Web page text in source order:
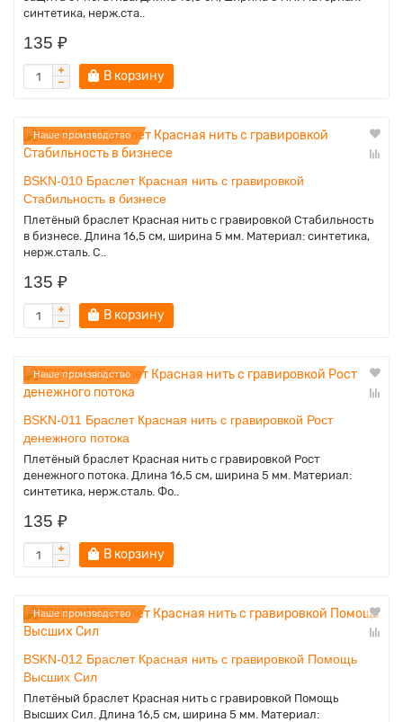
синтетика, нерж.ста..
135 ₽
В корзину
Наше производство
BSKN-010 Браслет Красная нить с гравировкой
Стабильность в бизнесе
Плетёный браслет Красная нить с гравировкой Стабильность
в бизнесе. Длина 16,5 см, ширина 5 мм. Материал: синтетика,
нерж.сталь. С..
135 ₽
В корзину
Наше производство
BSKN-011 Браслет Красная нить с гравировкой Рост
денежного потока
Плетёный браслет Красная нить с гравировкой Рост
денежного потока. Длина 16,5 см, ширина 5 мм. Материал:
синтетика, нерж.сталь. Фо..
135 ₽
В корзину
Наше производство
BSKN-012 Браслет Красная нить с гравировкой Помощь
Высших Сил
Плетёный браслет Красная нить с гравировкой Помощь
Высших Сил. Длина 16,5 см, ширина 5 мм. Материал: